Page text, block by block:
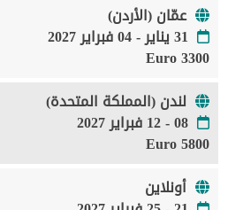
عمّان (الأردن)
31 يناير - 04 فبراير 2027
3300 Euro
لندن (المملكة المتحدة)
08 - 12 فبراير 2027
5800 Euro
أونلاين